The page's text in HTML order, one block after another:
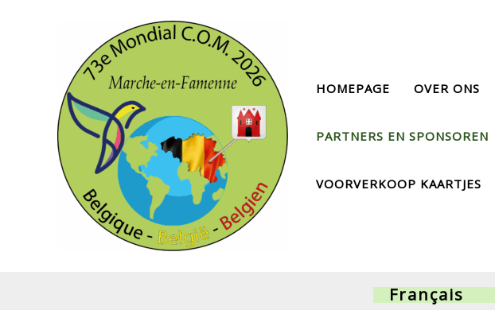
HOMEPAGE OVER ONS
PARTNERS EN SPONSOREN
VOORVERKOOP KAARTJES
Français